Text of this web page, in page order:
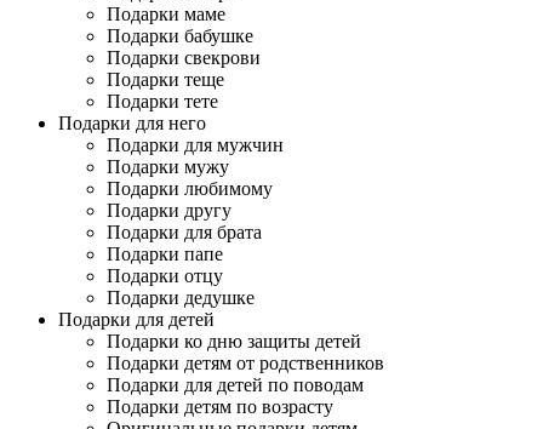
Подарки маме
Подарки бабушке
Подарки свекрови
Подарки теще
Подарки тете
Подарки для него
Подарки для мужчин
Подарки мужу
Подарки любимому
Подарки другу
Подарки для брата
Подарки папе
Подарки отцу
Подарки дедушке
Подарки для детей
Подарки ко дню защиты детей
Подарки детям от родственников
Подарки для детей по поводам
Подарки детям по возрасту